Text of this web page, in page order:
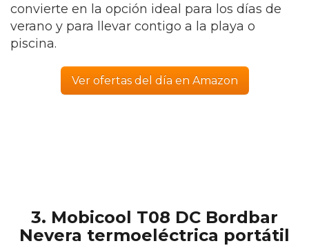
convierte en la opción ideal para los días de
verano y para llevar contigo a la playa o
piscina.
Ver ofertas del día en Amazon
3. Mobicool T08 DC Bordbar
Nevera termoeléctrica portátil